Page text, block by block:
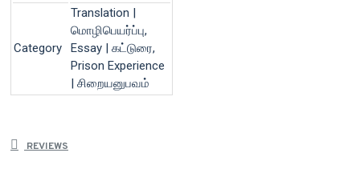
Category
Translation |
மொழிபெயர்ப்பு,
Essay | கட்டுரை,
Prison Experience
| சிறையனுபவம்
REVIEWS